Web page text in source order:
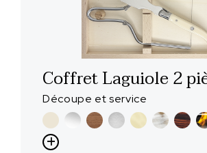
Coffret Laguiole 2
Découpe et service